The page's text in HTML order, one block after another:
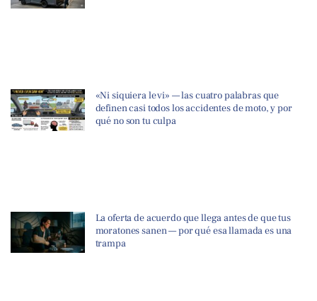
«Ni siquiera le vi» — las cuatro palabras que
definen casi todos los accidentes de moto, y por
qué no son tu culpa
La oferta de acuerdo que llega antes de que tus
moratones sanen — por qué esa llamada es una
trampa